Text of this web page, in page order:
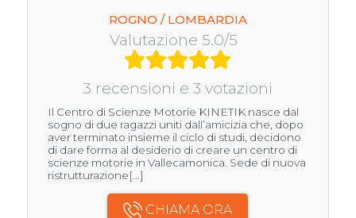
ROGNO / LOMBARDIA
Valutazione 5.0/5
3 recensioni e 3 votazioni
Il Centro di Scienze Motorie KINETIK nasce dal
sogno di due ragazzi uniti dall’amicizia che, dopo
aver terminato insieme il ciclo di studi, decidono
di dare forma al desiderio di creare un centro di
scienze motorie in Vallecamonica. Sede di nuova
ristrutturazione[...]
CHIAMA ORA